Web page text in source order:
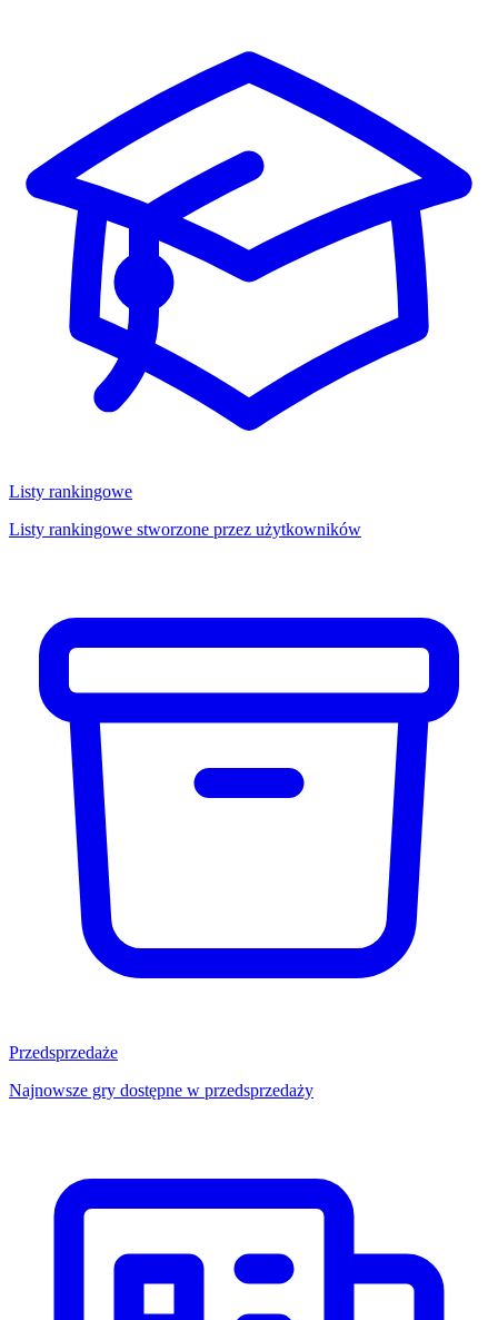
Listy rankingowe
Listy rankingowe stworzone przez użytkowników
Przedsprzedaże
Najnowsze gry dostępne w przedsprzedaży